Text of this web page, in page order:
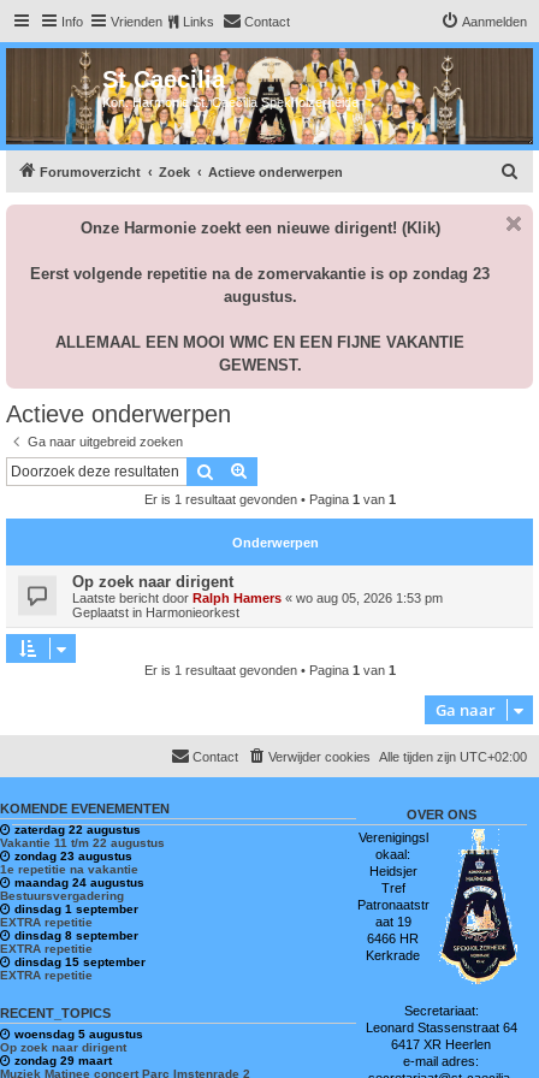
Info Vrienden Links Contact Aanmelden
St Caecilia
Kon. Harmonie St. Caecilia Spekholzerheide
Forumoverzicht Zoek Actieve onderwerpen
e
Onze Harmonie zoekt een nieuwe dirigent! (Klik)
Eerst volgende repetitie na de zomervakantie is op zondag 23
augustus.
ALLEMAAL EEN MOOI WMC EN EEN FIJNE VAKANTIE
GEWENST.
Actieve onderwerpen
Ga naar uitgebreid zoeken
Zoek
Er is 1 resultaat gevonden • Pagina 1 van 1
Onderwerpen
Op zoek naar dirigent
Laatste bericht door Ralph Hamers « wo aug 05, 2026 1:53 pm
Geplaatst in Harmonieorkest
Er is 1 resultaat gevonden • Pagina 1 van 1
Ga naar
Alle tijden zijn UTC+02:00
Verwijder cookies
Contact
KOMENDE EVENEMENTEN
zaterdag 22 augustus
Vakantie 11 t/m 22 augustus
zondag 23 augustus
1e repetitie na vakantie
maandag 24 augustus
Bestuursvergadering
dinsdag 1 september
EXTRA repetitie
dinsdag 8 september
EXTRA repetitie
dinsdag 15 september
EXTRA repetitie
RECENT_TOPICS
woensdag 5 augustus
Op zoek naar dirigent
zondag 29 maart
Muziek Matinee concert Parc Imstenrade 2
OVER ONS
Verenigingsl
okaal:
Heidsjer
Tref
Patronaatstr
aat 19
6466 HR
Kerkrade
Secretariaat:
Leonard Stassenstraat 64
6417 XR Heerlen
e-mail adres: